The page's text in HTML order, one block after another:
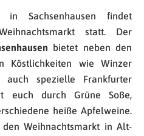
Sachsenhausen findet
statt. Der
bietet neben den
Köstlichkeiten wie Winzer
spezielle Frankfurter
euch durch Grüne Soße,
heiße Apfelweine.
Weihnachtsmarkt in Alt-